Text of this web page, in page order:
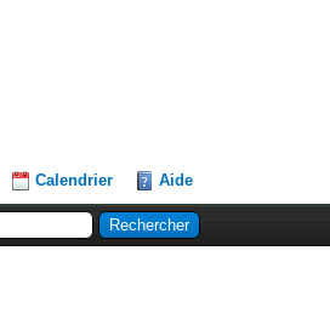
Calendrier Aide